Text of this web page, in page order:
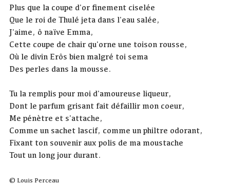
Plus que la coupe d'or finement ciselée
Que le roi de Thulé jeta dans l'eau salée,
J'aime, ô naïve Emma,
Cette coupe de chair qu'orne une toison rousse,
Où le divin Erôs bien malgré toi sema
Des perles dans la mousse.
Tu la remplis pour moi d'amoureuse liqueur,
Dont le parfum grisant fait défaillir mon coeur,
Me pénètre et s'attache,
Comme un sachet lascif, comme un philtre odorant,
Fixant ton souvenir aux polis de ma moustache
Tout un long jour durant.
© Louis Perceau